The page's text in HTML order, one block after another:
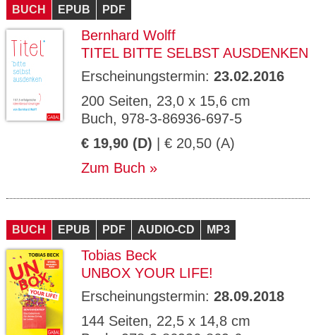
BUCH EPUB PDF
Bernhard Wolff
TITEL BITTE SELBST AUSDENKEN
Erscheinungstermin: 23.02.2016
200 Seiten, 23,0 x 15,6 cm
Buch, 978-3-86936-697-5
€ 19,90 (D) | € 20,50 (A)
Zum Buch
BUCH EPUB PDF AUDIO-CD MP3
Tobias Beck
UNBOX YOUR LIFE!
Erscheinungstermin: 28.09.2018
144 Seiten, 22,5 x 14,8 cm